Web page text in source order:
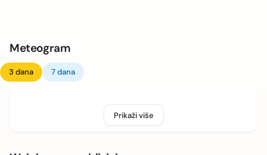
Meteogram
3 dana 7 dana
Prikaži više